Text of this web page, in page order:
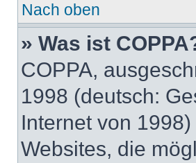
Nach oben
» Was ist
COPPA,
1998 (deutsch:
Internet von
Websites, die